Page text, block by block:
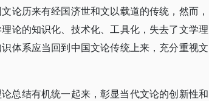
论历来有经国济世和文以载道的传统，然而，
论的知识化、技术化、工具化，失去了文学理
体系应当回到中国文论传统上来，充分重视文
总结有机统一起来，彰显当代文论的创新性和